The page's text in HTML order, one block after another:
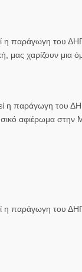
η παράγωγη του
χαρίζουν μια
η παράγωγη του
αφιέρωμα
η παράγωγη του